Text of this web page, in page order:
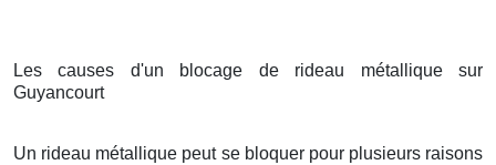
Les causes d'un blocage de rideau métallique sur
Guyancourt
Un rideau métallique peut se bloquer pour plusieurs raisons